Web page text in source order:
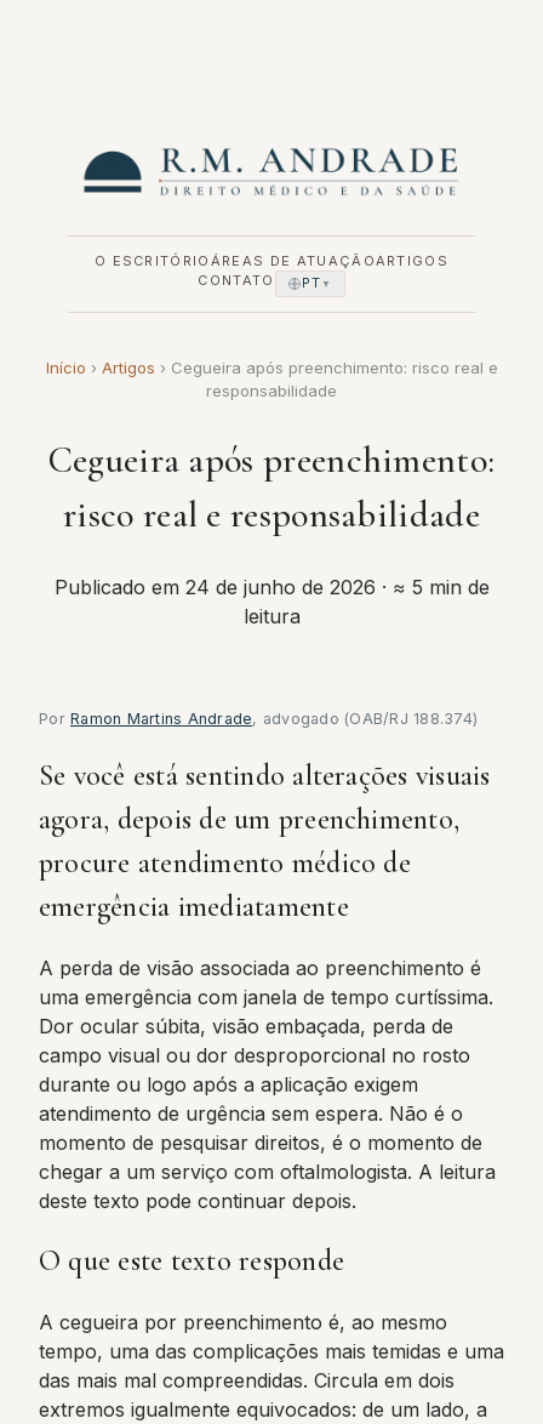
O ESCRITÓRIO ÁREAS DE ATUAÇÃOARTIGOS
CONTATO
PT ▼
Início › Artigos › Cegueira após preenchimento: risco real e
responsabilidade
Cegueira após preenchimento:
risco real e responsabilidade
Publicado em 24 de junho de 2026 · ≈ 5 min de
leitura
Por Ramon Martins Andrade, advogado (OAB/RJ 188.374)
Se você está sentindo alterações visuais
agora, depois de um preenchimento,
procure atendimento médico de
emergência imediatamente
A perda de visão associada ao preenchimento é
uma emergência com janela de tempo curtíssima.
Dor ocular súbita, visão embaçada, perda de
campo visual ou dor desproporcional no rosto
durante ou logo após a aplicação exigem
atendimento de urgência sem espera. Não é o
momento de pesquisar direitos, é o momento de
chegar a um serviço com oftalmologista. A leitura
deste texto pode continuar depois.
O que este texto responde
A cegueira por preenchimento é, ao mesmo
tempo, uma das complicações mais temidas e uma
das mais mal compreendidas. Circula em dois
extremos igualmente equivocados: de um lado, a